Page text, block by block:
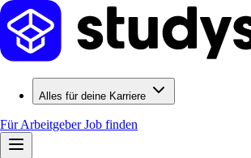
Alles für deine Karriere
Für ArbeitgeberJob finden